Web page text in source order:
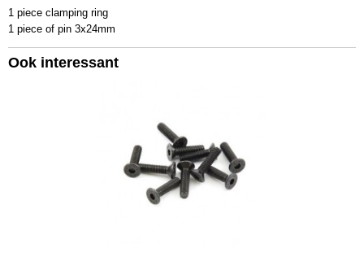
1 piece clamping ring
1 piece of pin 3x24mm
Ook interessant